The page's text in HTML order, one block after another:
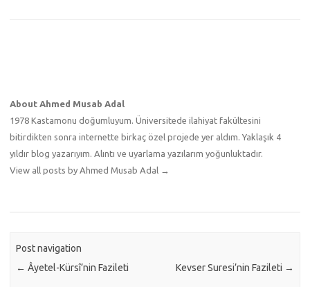
About Ahmed Musab Adal
1978 Kastamonu doğumluyum. Üniversitede ilahiyat fakültesini
bitirdikten sonra internette birkaç özel projede yer aldım. Yaklaşık 4
yıldır blog yazarıyım. Alıntı ve uyarlama yazılarım yoğunluktadır.
View all posts by Ahmed Musab Adal →
Post navigation
← Âyetel-Kürsî’nin Fazileti Kevser Suresi’nin Fazileti →